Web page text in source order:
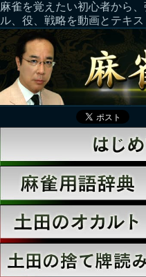
麻雀を覚えたい初心者から
ル、役、戦略を動画とテキス